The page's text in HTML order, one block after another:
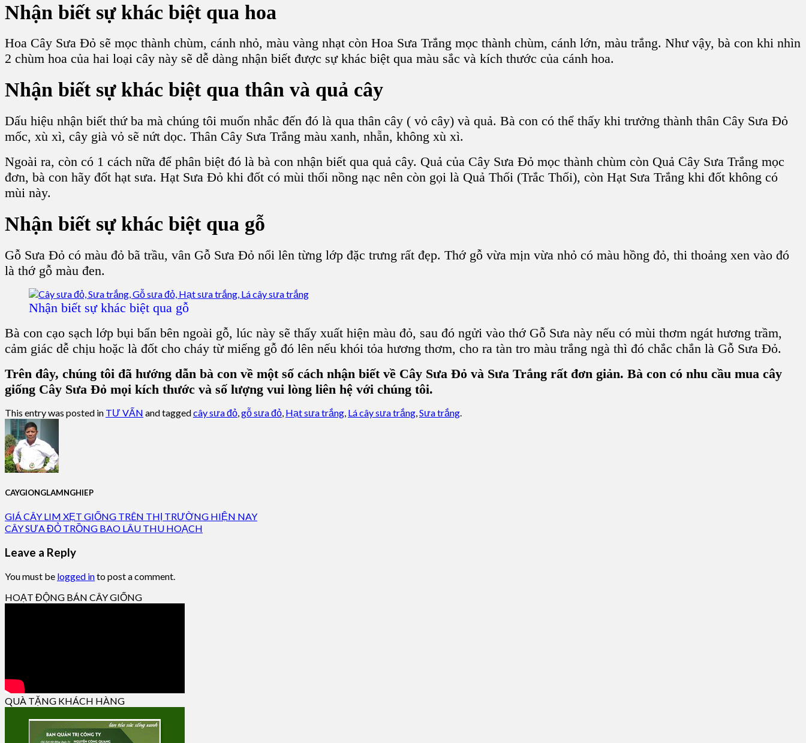
Nhận biết sự khác biệt qua hoa
Hoa Cây Sưa Đỏ sẽ mọc thành chùm, cánh nhỏ, màu vàng nhạt còn Hoa Sưa Trắng mọc thành chùm, cánh lớn, màu trắng. Như vậy, bà con khi nhìn
2 chùm hoa của hai loại cây này sẽ dễ dàng nhận biết được sự khác biệt qua màu sắc và kích thước của cánh hoa.
Nhận biết sự khác biệt qua thân và quả cây
Dấu hiệu nhận biết thứ ba mà chúng tôi muốn nhắc đến đó là qua thân cây ( vỏ cây) và quả. Bà con có thể thấy khi trưởng thành thân Cây Sưa Đỏ
mốc, xù xì, cây già vỏ sẽ nứt dọc. Thân Cây Sưa Trắng màu xanh, nhẵn, không xù xì.
Ngoài ra, còn có 1 cách nữa để phân biệt đó là bà con nhận biết qua quả cây. Quả của Cây Sưa Đỏ mọc thành chùm còn Quả Cây Sưa Trắng mọc
đơn, bà con hãy đốt hạt sưa. Hạt Sưa Đỏ khi đốt có mùi thối nồng nạc nên còn gọi là Quả Thối (Trắc Thối), còn Hạt Sưa Trắng khi đốt không có
mùi này.
Nhận biết sự khác biệt qua gỗ
Gỗ Sưa Đỏ có màu đỏ bã trầu, vân Gỗ Sưa Đỏ nổi lên từng lớp đặc trưng rất đẹp. Thớ gỗ vừa mịn vừa nhỏ có màu hồng đỏ, thi thoảng xen vào đó
là thớ gỗ màu đen.
Nhận biết sự khác biệt qua gỗ
Bà con cạo sạch lớp bụi bẩn bên ngoài gỗ, lúc này sẽ thấy xuất hiện màu đỏ, sau đó ngửi vào thớ Gỗ Sưa này nếu có mùi thơm ngát hương trầm,
cảm giác dễ chịu hoặc là đốt cho cháy từ miếng gỗ đó lên nếu khói tỏa hương thơm, cho ra tàn tro màu trắng ngà thì đó chắc chắn là Gỗ Sưa Đỏ.
Trên đây, chúng tôi đã hướng dẫn bà con về một số cách nhận biết về Cây Sưa Đỏ và Sưa Trắng rất đơn giản. Bà con có nhu cầu mua cây
giống Cây Sưa Đỏ mọi kích thước và số lượng vui lòng liên hệ với chúng tôi.
This entry was posted in TƯ VẤN and taggedcây sưa đỏ,gỗ sưa đỏ, Hạt sưa trắng, Lá cây sưa trắng,Sưa trắng.
CAYGIONGLAMNGHIEP
GIÁ CÂY LIM XẸT GIỐNG TRÊN THỊ TRƯỜNG HIỆN NAY
CÂY SƯA ĐỎ TRỒNG BAO LÂU THU HOẠCH
Leave a Reply
You must be logged into post a comment.
HOẠT ĐỘNG BÁN CÂY GIỐNG
QUÀ TẶNG KHÁCH HÀNG